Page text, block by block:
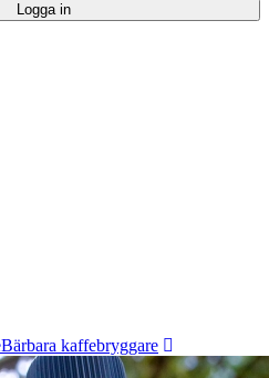
Logga in
Bärbara kaffebryggare